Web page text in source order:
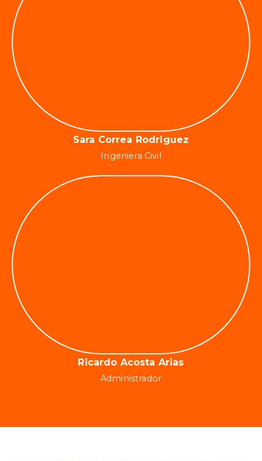
Sara Correa Rodriguez
Ingeniera Civil
Ricardo Acosta Arias
Administrador